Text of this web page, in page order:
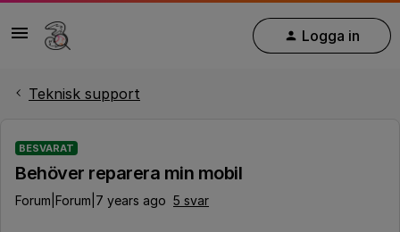
Logga in
Teknisk support
BESVARAT
Behöver reparera min mobil
Forum|Forum|7 years ago 5 svar